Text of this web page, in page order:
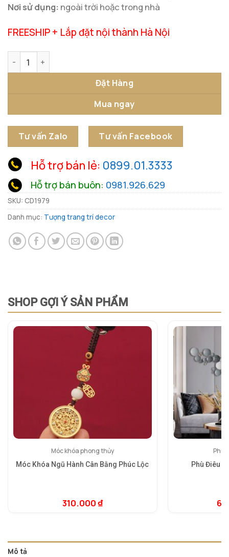
Nơi sử dụng: ngoài trời hoặc trong nhà
FREESHIP + Lắp đặt nội thành Hà Nội
Đặt Hàng
Mua ngay
Tư vấn Zalo Tư vấn Facebook
Hỗ trợ bán lẻ: 0899.01.3333
Hỗ trợ bán buôn: 0981.926.629
SKU: CD1979
Danh mục: Tượng trang trí decor
SHOP GỢI Ý SẢN PHẨM
Móc khóa phong thủy
Móc Khóa Ngũ Hành Cân Bằng Phúc Lộc
310.000₫
Phù
Phù Điêu
Mô tả